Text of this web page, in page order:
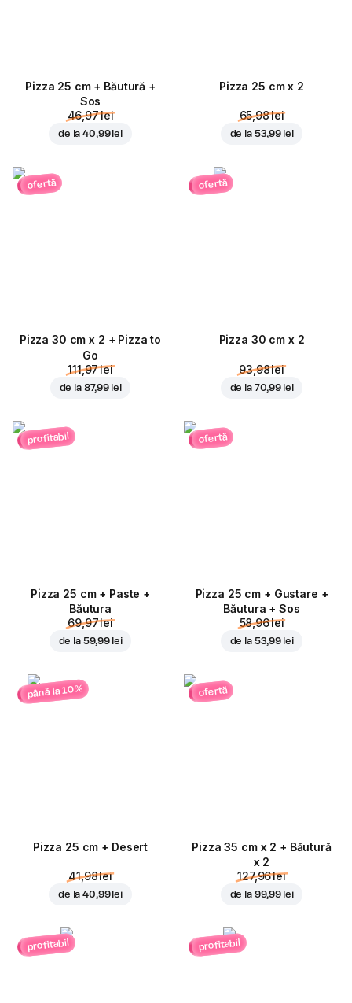
Pizza 25 cm + Băutură +
Sos
46,97 lei
de la40,99 lei
Pizza 25 cm x 2
65,98 lei
de la 53,99 lei
ofertă
Pizza 30 cm x 2 + Pizza to
Go
111,97 lei
de la 87,99 lei
ofertă
Pizza 30 cm x 2
93,98 lei
de la 70,99 lei
profitabil
Pizza 25 cm + Paste +
Băutura
69,97 lei
de la 59,99 lei
ofertă
Pizza 25 cm + Gustare +
Băutura + Sos
58,96 lei
de la 53,99 lei
până la 10%
Pizza 25 cm + Desert
41,98 lei
de la40,99 lei
ofertă
Pizza 35 cm x 2 + Băutură
x 2
127,96 lei
de la 99,99 lei
profitabil profitabil